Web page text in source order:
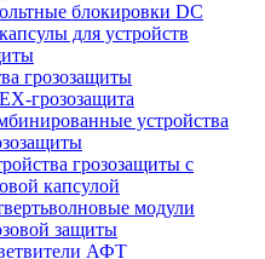
блокировки DC
для устройств
грозозащиты
грозозащита
устройства
грозозащиты с
капсулой
модули
защиты
АФТ